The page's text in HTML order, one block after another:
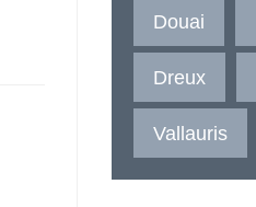
Douai
Dreux
Vallauris